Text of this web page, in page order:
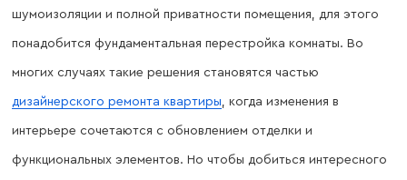
шумоизоляции и полной приватности помещения, для этого
понадобится фундаментальная перестройка комнаты. Во
многих случаях такие решения становятся частью
дизайнерского ремонта квартиры, когда изменения в
интерьере сочетаются с обновлением отделки и
функциональных элементов. Но чтобы добиться интересного